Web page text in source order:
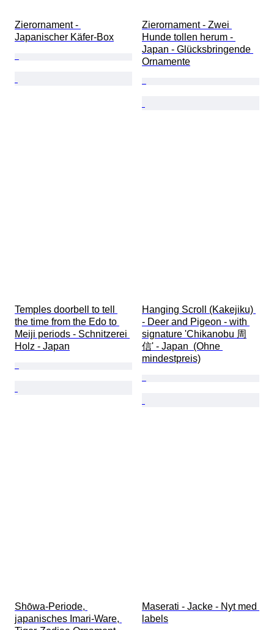
Zierornament -
Japanischer Käfer-Box
Zierornament - Zwei
Hunde tollen herum -
Japan - Glücksbringende
Ornamente
Temples doorbell to tell
the time from the Edo to
Meiji periods - Schnitzerei
Holz - Japan
Hanging Scroll (Kakejiku)
- Deer and Pigeon - with
signature 'Chikanobu 周
信' - Japan  (Ohne
mindestpreis)
Shōwa-Periode,
japanisches Imari-Ware,
Maserati - Jacke - Nyt med
labels